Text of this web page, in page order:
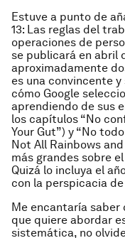
Estuve a punto de
13: Las reglas del
operaciones de
se publicará en abril
aproximadamente
es una convincente
cómo Google
aprendiendo de sus
los capítulos “No
Your Gut”) y “No
Not All Rainbows
más grandes sobre
Quizá lo incluya el
con la perspicacia
Me encantaría saber
que quiere abordar
sistemática, no